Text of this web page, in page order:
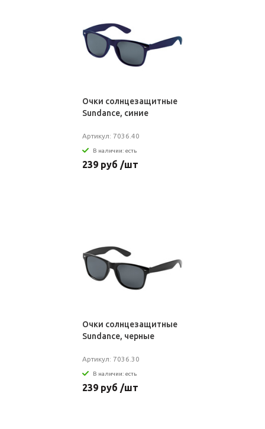
Очки солнцезащитные
Sundance, синие
Артикул: 7036.40
В наличии: есть
239 руб /шт
Очки солнцезащитные
Sundance, черные
Артикул: 7036.30
В наличии: есть
239 руб /шт